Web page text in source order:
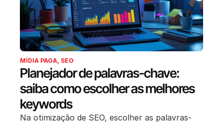
MÍDIA PAGA SEO
Planejador de palavras-chave:
saiba como escolher as melhores
keywords
Na otimização de SEO, escolher as palavras-